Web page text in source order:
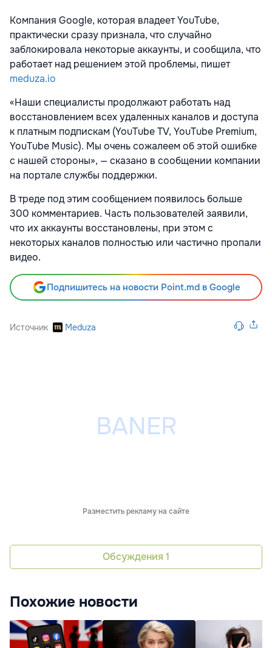
Компания Google, которая владеет YouTube,
практически сразу признала, что случайно
заблокировала некоторые аккаунты, и сообщила, что
работает над решением этой проблемы, пишет
meduza.io
«Наши специалисты продолжают работать над
восстановлением всех удаленных каналов и доступа
к платным подпискам (YouTube TV, YouTube Premium,
YouTube Music). Мы очень сожалеем об этой ошибке
с нашей стороны», — сказано в сообщении компании
на портале службы поддержки.
В треде под этим сообщением появилось больше
300 комментариев. Часть пользователей заявили,
что их аккаунты восстановлены, при этом с
некоторых каналов полностью или частично пропали
видео.
Подпишитесь на новости Point.md в Google
Источник Meduza
Разместить рекламу на сайте
Обсуждения 1
Похожие новости